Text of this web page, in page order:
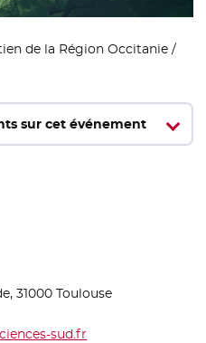
de la Région Occitanie /
sur cet événement
31000 Toulouse
sud.fr